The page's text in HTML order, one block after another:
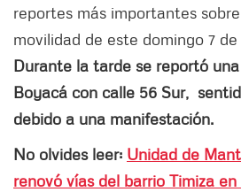
reportes más importantes
movilidad de este domingo 7
Durante la tarde se reportó
Boyacá con calle 56 Sur,
debido a una manifestación.
No olvides leer: Unidad de
renovó vías del barrio Timiza